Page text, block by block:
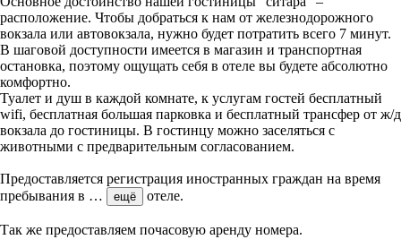
расположение. Чтобы добраться к нам от железнодорожного
вокзала или автовокзала, нужно будет потратить всего 7 минут.
В шаговой доступности имеется в магазин и транспортная
остановка, поэтому ощущать себя в отеле вы будете абсолютно
комфортно.
Туалет и душ в каждой комнате, к услугам гостей бесплатный
wifi, бесплатная большая парковка и бесплатный трансфер от ж/д
вокзала до гостиницы. В гостинцу можно заселяться с
животными с предварительным согласованием.
Предоставляется регистрация иностранных граждан на время
пребывания в … ещё отеле.
Так же предоставляем почасовую аренду номера.